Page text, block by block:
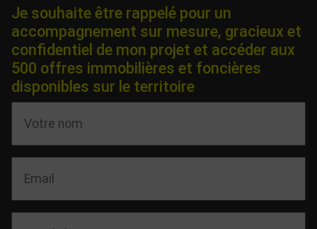
Je souhaite être rappelé pour un
accompagnement sur mesure, gracieux et
confidentiel de mon projet et accéder aux
500 offres immobilières et foncières
disponibles sur le territoire